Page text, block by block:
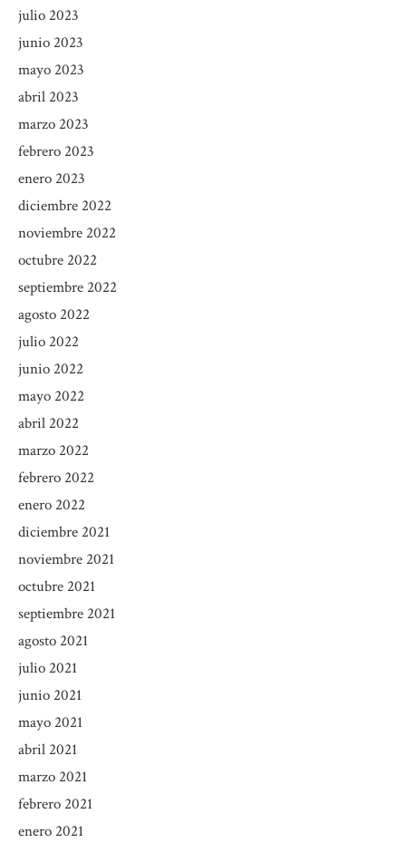
julio 2023
junio 2023
mayo 2023
abril 2023
marzo 2023
febrero 2023
enero 2023
diciembre 2022
noviembre 2022
octubre 2022
septiembre 2022
agosto 2022
julio 2022
junio 2022
mayo 2022
abril 2022
marzo 2022
febrero 2022
enero 2022
diciembre 2021
noviembre 2021
octubre 2021
septiembre 2021
agosto 2021
julio 2021
junio 2021
mayo 2021
abril 2021
marzo 2021
febrero 2021
enero 2021